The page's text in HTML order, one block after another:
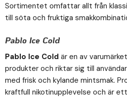
Sortimentet omfattar allt från
till söta och fruktiga
Pablo Ice Cold
Pablo Ice Cold är en av
produkter och riktar sig till
med frisk och kylande mintsmak.
kraftfull nikotinupplevelse och är